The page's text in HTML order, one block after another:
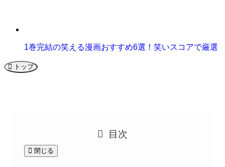
1巻完結の笑える漫画おすすめ6選！笑いスコアで厳選
トップ
目次
閉じる